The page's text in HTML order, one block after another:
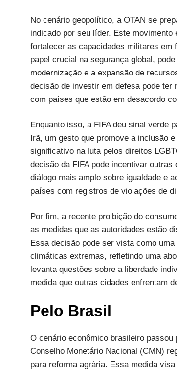
No cenário geopolítico, a OTAN se
indicado por seu líder. Este
fortalecer as capacidades militares em
papel crucial na segurança global,
modernização e a expansão de
decisão de investir em defesa pode
com países que estão em desacordo
Enquanto isso, a FIFA deu sinal verde
Irã, um gesto que promove a inclusão
significativo na luta pelos direitos
decisão da FIFA pode incentivar
diálogo mais amplo sobre igualdade e
países com registros de violações de
Por fim, a recente proibição do
as medidas que as autoridades estão
Essa decisão pode ser vista como
climáticas extremas, refletindo uma
levanta questões sobre a liberdade
medida que outras cidades enfrentam
Pelo Brasil
O cenário econômico brasileiro
Conselho Monetário Nacional (CMN)
para reforma agrária. Essa medida